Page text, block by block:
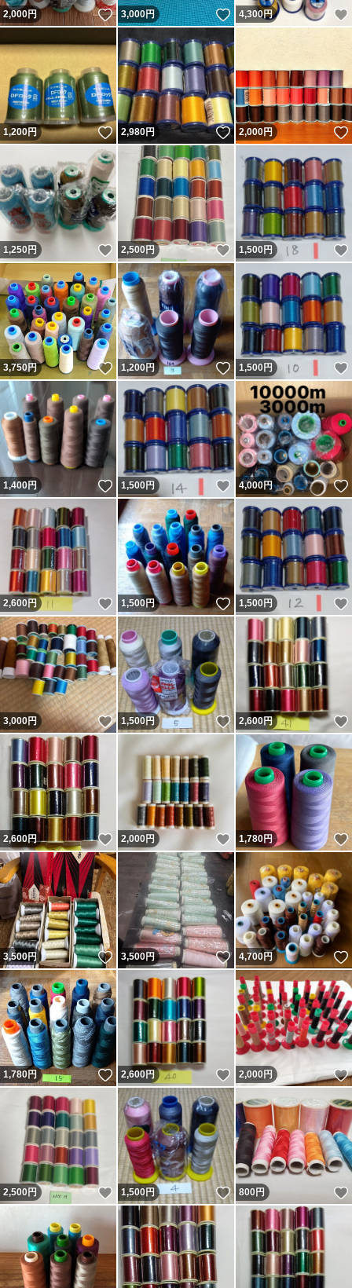
2,000円 いいね！
3,000円 いいね！
4,300円
1,200円 いいね！
2,980円 いいね！
2,000円
1,250円 いいね！
2,500円 いいね！
1,500円
3,750円 いいね！
1,200円 いいね！
1,500円
1,400円 いいね！
1,500円 いいね！
4,000円
2,600円 いいね！
1,500円 いいね！
1,500円
3,000円 いいね！
1,500円 いいね！
2,600円
2,600円 いいね！
2,000円 いいね！
1,780円
3,500円 いいね！
3,500円 いいね！
4,700円
1,780円 いいね！
2,600円 いいね！
2,000円
2,500円 いいね！
1,500円 いいね！
800円